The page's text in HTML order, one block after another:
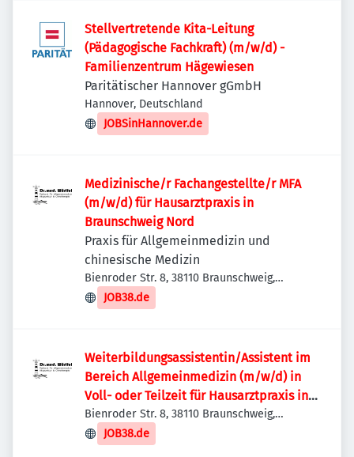
Stellvertretende Kita-Leitung
(Pädagogische Fachkraft) (m/w/d) -
Familienzentrum Hägewiesen
Paritätischer Hannover gGmbH
Hannover, Deutschland
JOBSinHannover.de
Medizinische/r Fachangestellte/r MFA
(m/w/d) für Hausarztpraxis in
Braunschweig Nord
Praxis für Allgemeinmedizin und
chinesische Medizin
Bienroder Str. 8, 38110 Braunschweig,
Deutschland
JOB38.de
Weiterbildungsassistentin/Assistent im
Bereich Allgemeinmedizin (m/w/d) in
Voll- oder Teilzeit für Hausarztpraxis in
Braunschweig Nord
Bienroder Str. 8, 38110 Braunschweig,
Deutschland
JOB38.de